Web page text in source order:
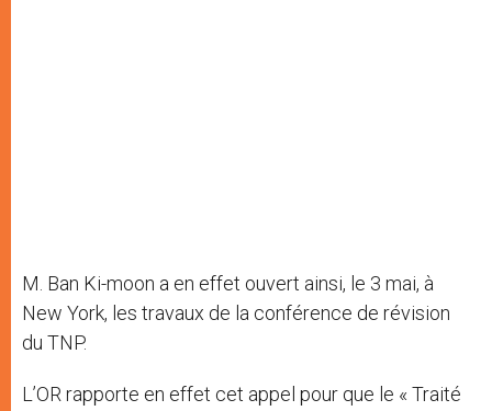
M. Ban Ki-moon a en effet ouvert ainsi, le 3 mai, à
New York, les travaux de la conférence de révision
du TNP.
L’OR rapporte en effet cet appel pour que le « Traité